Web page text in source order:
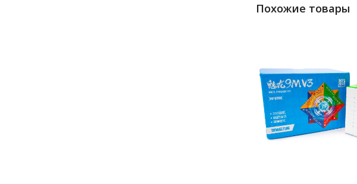
Похожие товары